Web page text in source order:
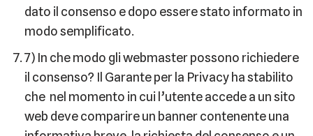
dato il consenso e dopo essere stato informato in
modo semplificato.
7) In che modo gli webmaster possono richiedere
il consenso? Il Garante per la Privacy ha stabilito
che nel momento in cui l’utente accede a un sito
web deve comparire un banner contenente una